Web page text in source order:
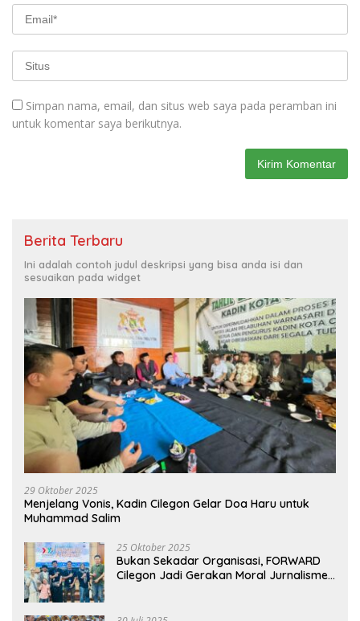
Simpan nama, email, dan situs web saya pada peramban ini
untuk komentar saya berikutnya.
Berita Terbaru
Ini adalah contoh judul deskripsi yang bisa anda isi dan
sesuaikan pada widget
29 Oktober 2025
Menjelang Vonis, Kadin Cilegon Gelar Doa Haru untuk
Muhammad Salim
25 Oktober 2025
Bukan Sekadar Organisasi, FORWARD
Cilegon Jadi Gerakan Moral Jurnalisme